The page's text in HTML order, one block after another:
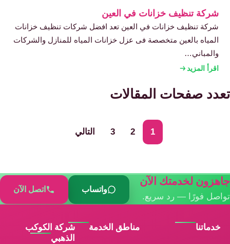
شركة تنظيف خزانات في العين
شركة تنظيف خزانات في العين تعد افضل شركات تنظيف خزانات
المياه بالعين متخصصة فى عزل خزانات المياه للمنازل والشركات
والمباني…
اقرأ المزيد
تعدد صفحات المقالات
1
2
3 التالي
جاهزون لخدمتك الآن
تواصل فورًا — رد سريع.
واتساب اتصل الآن
خدماتنا مناطق الخدمة
شركة الكوكب
الذهبي